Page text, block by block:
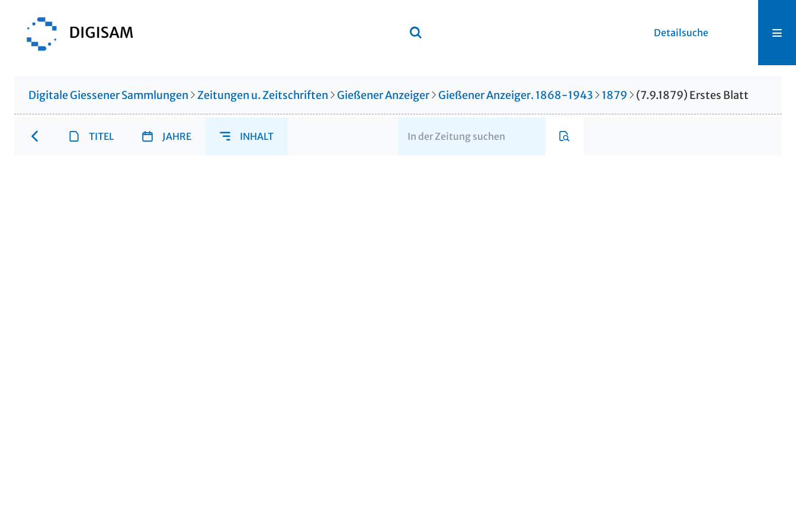
Detailsuche
Digitale Giessener Sammlungen Zeitungen u. Zeitschriften Gießener Anzeiger Gießener Anzeiger. 1868-1943 1879 (7.9.1879) Erstes Blatt
TITEL JAHRE INHALT